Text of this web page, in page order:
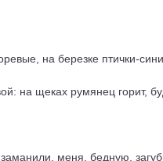
на березке птички-
на щеках румянец горит,
меня, бедную,